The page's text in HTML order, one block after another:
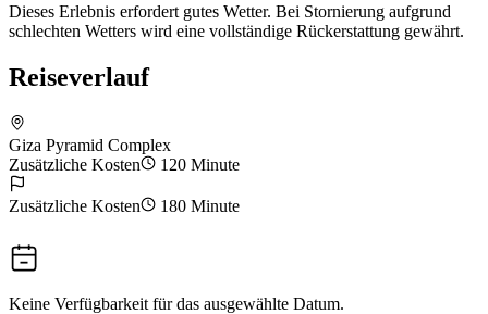
Dieses Erlebnis erfordert gutes Wetter. Bei Stornierung aufgrund
schlechten Wetters wird eine vollständige Rückerstattung gewährt.
Reiseverlauf
Giza Pyramid Complex
Zusätzliche Kosten
120 Minute
Zusätzliche Kosten 180 Minute
Keine Verfügbarkeit für das ausgewählte Datum.